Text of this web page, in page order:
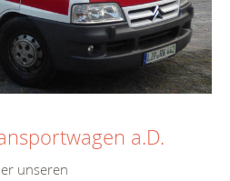
a.D.
unseren